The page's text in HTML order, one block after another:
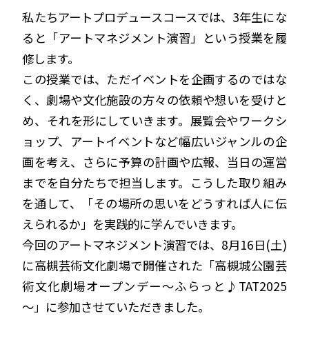
私たちアートプロデュースコースでは、3年生にな
ると「アートマネジメント演習」という授業を履
修します。
この授業では、ただイベントを企画するのではな
く、劇場や文化施設の方々の依頼や想いを受けと
め、それを形にしていきます。展覧会やワークシ
ョップ、アートイベントなど幅広いジャンルの企
画を考え、さらに予算の計画や広報、当日の運営
までを自分たちで担当します。こうした取り組み
を通して、「その場所の思いをどうすれば人に伝
えられるか」を実践的に学んでいきます。
今回のアートマネジメント演習では、8月16日(土)
に高槻芸術文化劇場で開催された「高槻城公園芸
術文化劇場オープンデー～ふらっと♪TAT2025
～」に参加させていただきました。